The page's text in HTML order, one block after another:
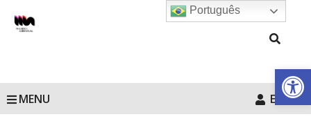
Barra de
MENU Entrar
Português